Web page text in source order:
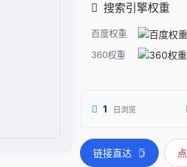
搜索引擎权重
百度权重
360权重
1 日浏览
链接直达